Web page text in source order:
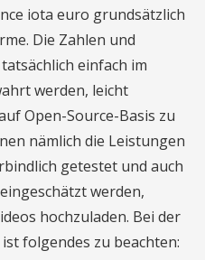
iota euro grundsätzlich
Die Zahlen und
einfach im
werden, leicht
Open-Source-Basis zu
nämlich die Leistungen
getestet und auch
werden,
hochzuladen. Bei der
folgendes zu beachten: